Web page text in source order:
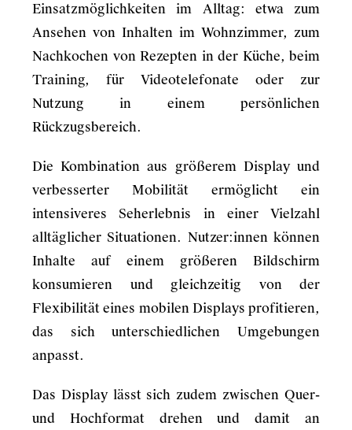
Einsatzmöglichkeiten im Alltag: etwa zum
Ansehen von Inhalten im Wohnzimmer, zum
Nachkochen von Rezepten in der Küche, beim
Training, für Videotelefonate oder zur
Nutzung in einem persönlichen
Rückzugsbereich.
Die Kombination aus größerem Display und
verbesserter Mobilität ermöglicht ein
intensiveres Seherlebnis in einer Vielzahl
alltäglicher Situationen. Nutzer:innen können
Inhalte auf einem größeren Bildschirm
konsumieren und gleichzeitig von der
Flexibilität eines mobilen Displays profitieren,
das sich unterschiedlichen Umgebungen
anpasst.
Das Display lässt sich zudem zwischen Quer-
und Hochformat drehen und damit an